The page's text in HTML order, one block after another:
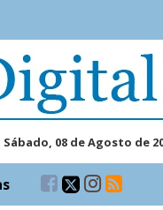
Sábado, 08 de Agosto de